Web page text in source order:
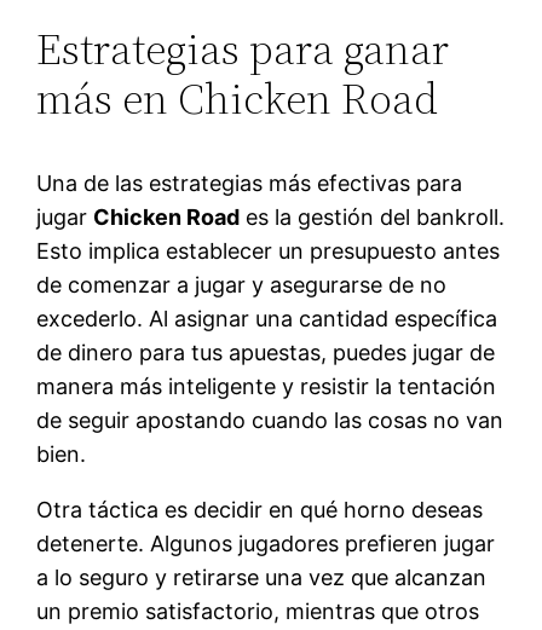
Estrategias para ganar
más en Chicken Road
Una de las estrategias más efectivas para
jugar Chicken Road es la gestión del bankroll.
Esto implica establecer un presupuesto antes
de comenzar a jugar y asegurarse de no
excederlo. Al asignar una cantidad específica
de dinero para tus apuestas, puedes jugar de
manera más inteligente y resistir la tentación
de seguir apostando cuando las cosas no van
bien.
Otra táctica es decidir en qué horno deseas
detenerte. Algunos jugadores prefieren jugar
a lo seguro y retirarse una vez que alcanzan
un premio satisfactorio, mientras que otros